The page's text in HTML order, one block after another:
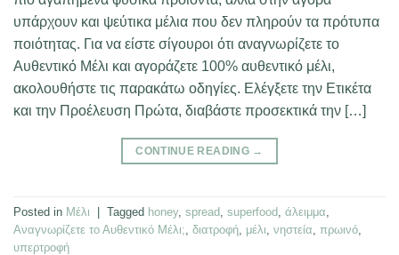
υπάρχουν και ψεύτικα μέλια που δεν πληρούν τα πρότυπα
ποιότητας. Για να είστε σίγουροι ότι αναγνωρίζετε το
Αυθεντικό Μέλι και αγοράζετε 100% αυθεντικό μέλι,
ακολουθήστε τις παρακάτω οδηγίες. Ελέγξετε την Ετικέτα
και την Προέλευση Πρώτα, διαβάστε προσεκτικά την […]
CONTINUE READING →
Posted in Μέλι | Tagged honey, spread superfood άλειμμα
Αναγνωρίζετε το Αυθεντικό Μέλι; διατροφή μέλι νηστεία πρωινό
υπερτροφή